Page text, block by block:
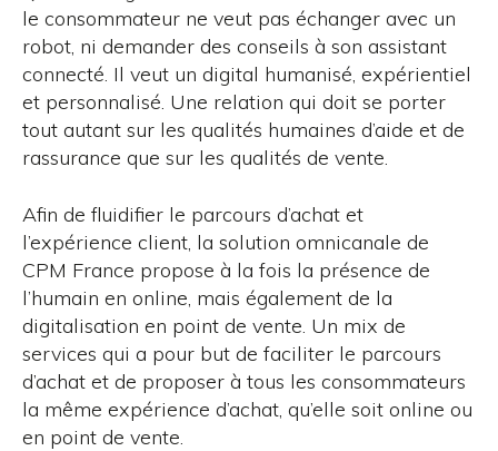
le consommateur ne veut pas échanger avec un
robot, ni demander des conseils à son assistant
connecté. Il veut un digital humanisé, expérientiel
et personnalisé. Une relation qui doit se porter
tout autant sur les qualités humaines d’aide et de
rassurance que sur les qualités de vente.
Afin de fluidifier le parcours d’achat et
l’expérience client, la solution omnicanale de
CPM France propose à la fois la présence de
l’humain en online, mais également de la
digitalisation en point de vente. Un mix de
services qui a pour but de faciliter le parcours
d’achat et de proposer à tous les consommateurs
la même expérience d’achat, qu’elle soit online ou
en point de vente.